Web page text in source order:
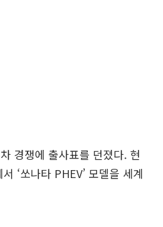
경쟁에 출사표를 던졌다. 현
‘쏘나타 PHEV’ 모델을 세계